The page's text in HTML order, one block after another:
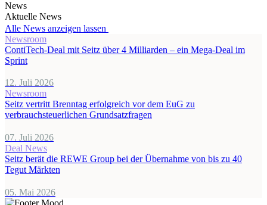
News
Aktuelle News
Alle News anzeigen lassen
Newsroom
ContiTech-Deal mit Seitz über 4 Milliarden – ein Mega-Deal im
Sprint
12. Juli 2026
Newsroom
Seitz vertritt Brenntag erfolgreich vor dem EuG zu
verbrauchsteuerlichen Grundsatzfragen
07. Juli 2026
Deal News
Seitz berät die REWE Group bei der Übernahme von bis zu 40
Tegut Märkten
05. Mai 2026